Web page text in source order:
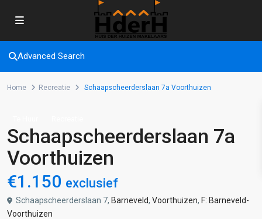
Advanced Search
Home Recreatie Schaapscheerderslaan 7a Voorthuizen
Schaapscheerderslaan 7a
Voorthuizen
€1.150 exclusief
Schaapscheerderslaan 7, Barneveld, Voorthuizen, F: Barneveld-
Voorthuizen